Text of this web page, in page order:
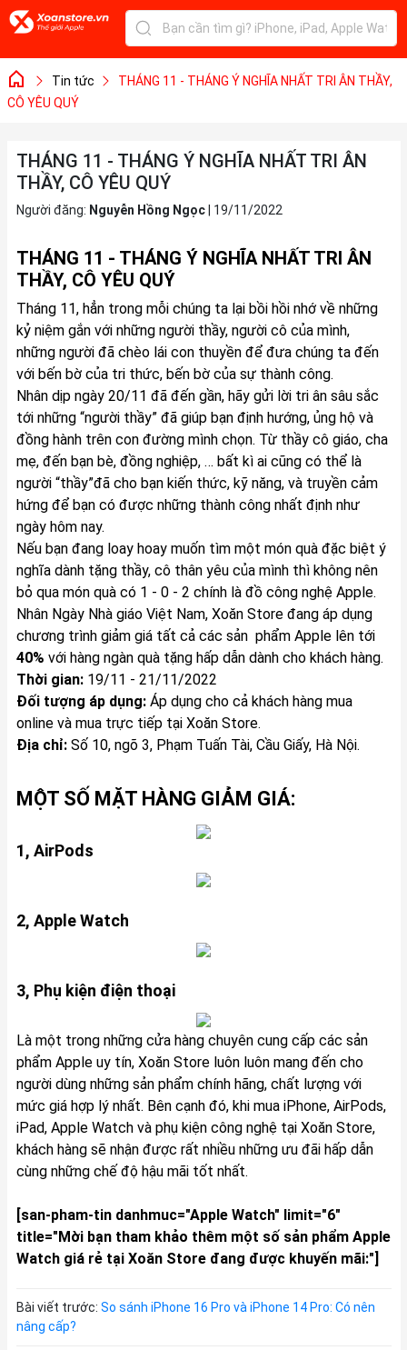
Tin tức
THÁNG 11 - THÁNG Ý NGHĨA NHẤT TRI ÂN THẦY,
CÔ YÊU QUÝ
THÁNG 11 - THÁNG Ý NGHĨA NHẤT TRI ÂN
THẦY, CÔ YÊU QUÝ
Người đăng: Nguyễn Hồng Ngọc| 19/11/2022
THÁNG 11 - THÁNG Ý NGHĨA NHẤT TRI ÂN
THẦY, CÔ YÊU QUÝ
Tháng 11, hẳn trong mỗi chúng ta lại bồi hồi nhớ về những
kỷ niệm gắn với những người thầy, người cô của mình,
những người đã chèo lái con thuyền để đưa chúng ta đến
với bến bờ của tri thức, bến bờ của sự thành công.
Nhân dịp ngày 20/11 đã đến gần, hãy gửi lời tri ân sâu sắc
tới những “người thầy” đã giúp bạn định hướng, ủng hộ và
đồng hành trên con đường mình chọn. Từ thầy cô giáo, cha
mẹ, đến bạn bè, đồng nghiệp, … bất kì ai cũng có thể là
người “thầy”đã cho bạn kiến thức, kỹ năng, và truyền cảm
hứng để bạn có được những thành công nhất định như
ngày hôm nay.
Nếu bạn đang loay hoay muốn tìm một món quà đặc biệt ý
nghĩa dành tặng thầy, cô thân yêu của mình thì không nên
bỏ qua món quà có 1 - 0 - 2 chính là đồ công nghệ Apple.
Nhân Ngày Nhà giáo Việt Nam, Xoăn Store đang áp dụng
chương trình giảm giá tất cả các sản phẩm Apple lên tới
40% với hàng ngàn quà tặng hấp dẫn dành cho khách hàng.
Thời gian:19/11 - 21/11/2022
Đối tượng áp dụng:Áp dụng cho cả khách hàng mua
online và mua trực tiếp tại Xoăn Store.
Địa chỉ: Số 10, ngõ 3, Phạm Tuấn Tài, Cầu Giấy, Hà Nội.
MỘT SỐ MẶT HÀNG GIẢM GIÁ:
1, AirPods
2, Apple Watch
3, Phụ kiện điện thoại
Là một trong những cửa hàng chuyên cung cấp các sản
phẩm Apple uy tín, Xoăn Store luôn luôn mang đến cho
người dùng những sản phẩm chính hãng, chất lượng với
mức giá hợp lý nhất. Bên cạnh đó, khi mua iPhone, AirPods,
iPad, Apple Watch và phụ kiện công nghệ tại Xoăn Store,
khách hàng sẽ nhận được rất nhiều những ưu đãi hấp dẫn
cùng những chế độ hậu mãi tốt nhất.
[san-pham-tin danhmuc="Apple Watch" limit="6"
title="Mời bạn tham khảo thêm một số sản phẩm Apple
Watch giá rẻ tại Xoăn Store đang được khuyến mãi:"]
Bài viết trước: So sánh iPhone 16 Pro và iPhone 14 Pro: Có nên
nâng cấp?